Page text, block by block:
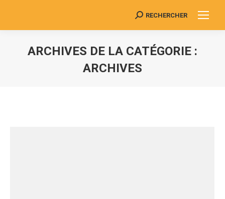
Search:
RECHERCHER
ARCHIVES DE LA CATÉGORIE :
ARCHIVES